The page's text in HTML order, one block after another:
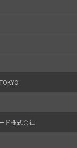
ド株式会社